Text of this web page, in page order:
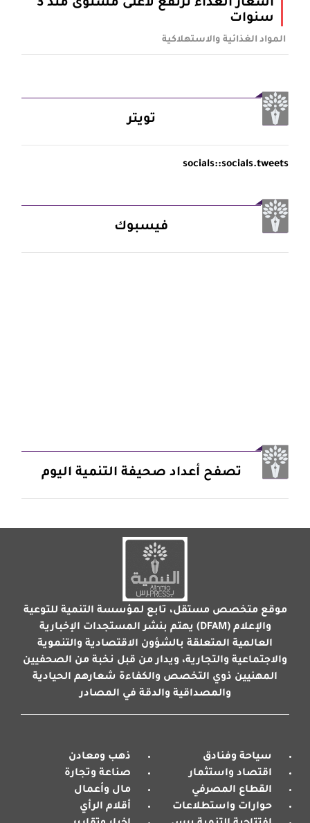
أسعار الغذاء ترتفع لأعلى مستوى منذ 3
سنوات
المواد الغذائية والاستهلاكية
تويتر
socials::socials.tweets
فيسبوك
تصفح أعداد صحيفة التنمية اليوم
موقع متخصص مستقل، تابع لمؤسسة التنمية للتوعية
والإعلام (DFAM) يهتم بنشر المستجدات الإخبارية
العالمية المتعلقة بالشؤون الاقتصادية والتنموية
والاجتماعية والتجارية، ويدار من قبل نخبة من الصحفيين
المهنيين ذوي التخصص والكفاءة شعارهم الحيادية
والمصداقية والدقة في المصادر
سياحة وفنادق
ذهب ومعادن
اقتصاد واستثمار
صناعة وتجارة
القطاع المصرفي
مال وأعمال
حوارات واستطلاعات
أقلام الرأي